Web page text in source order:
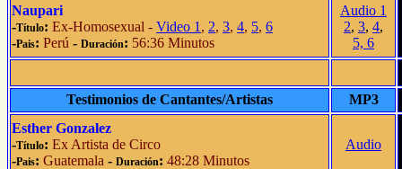
Naupari
-Título: Ex-Homosexual - Video 1 , 2, 3, 4, 5, 6
-Pais: Perú - Duración: 56:36 Minutos
Audio 1
2, 3, 4,
5, 6
Testimonios de Cantantes/Artistas
MP3
Esther Gonzalez
-Título: Ex Artista de Circo
-Pais: Guatemala - Duración: 48:28 Minutos
Audio